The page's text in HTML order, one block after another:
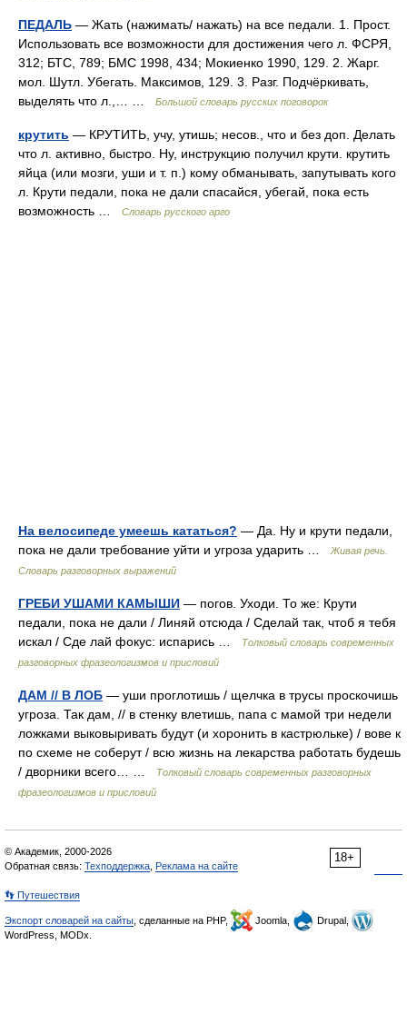
ПЕДАЛЬ — Жать (нажимать/ нажать) на все педали. 1. Прост.
Использовать все возможности для достижения чего л. ФСРЯ,
312; БТС, 789; БМС 1998, 434; Мокиенко 1990, 129. 2. Жарг.
мол. Шутл. Убегать. Максимов, 129. 3. Разг. Подчёркивать,
выделять что л.,… …
Большой словарь русских поговорок
крутить — КРУТИТЬ, учу, утишь; несов., что и без доп. Делать
что л. активно, быстро. Ну, инструкцию получил крути. крутить
яйца (или мозги, уши и т. п.) кому обманывать, запутывать кого
л. Крути педали, пока не дали спасайся, убегай, пока есть
возможность …
Словарь русского арго
На велосипеде умеешь кататься? — Да. Ну и крути педали,
пока не дали требование уйти и угроза ударить …
Живая речь.
Словарь разговорных выражений
ГРЕБИ УШАМИ КАМЫШИ — погов. Уходи. То же: Крути
педали, пока не дали / Линяй отсюда / Сделай так, чтоб я тебя
искал / Сде лай фокус: испарись …
Толковый словарь современных
разговорных фразеологизмов и присловий
ДАМ // В ЛОБ — уши проглотишь / щелчка в трусы проскочишь
угроза. Так дам, // в стенку влетишь, папа с мамой три недели
ложками выковыривать будут (и хоронить в кастрюльке) / вове к
по схеме не соберут / всю жизнь на лекарства работать будешь
/ дворники всего… …
Толковый словарь современных разговорных
фразеологизмов и присловий
18+
© Академик, 2000-2026
Обратная связь: Техподдержка Реклама на сайте
👣 Путешествия
Экспорт словарей на сайты , сделанные на PHP, Joomla,
Drupal,
WordPress, MODx.